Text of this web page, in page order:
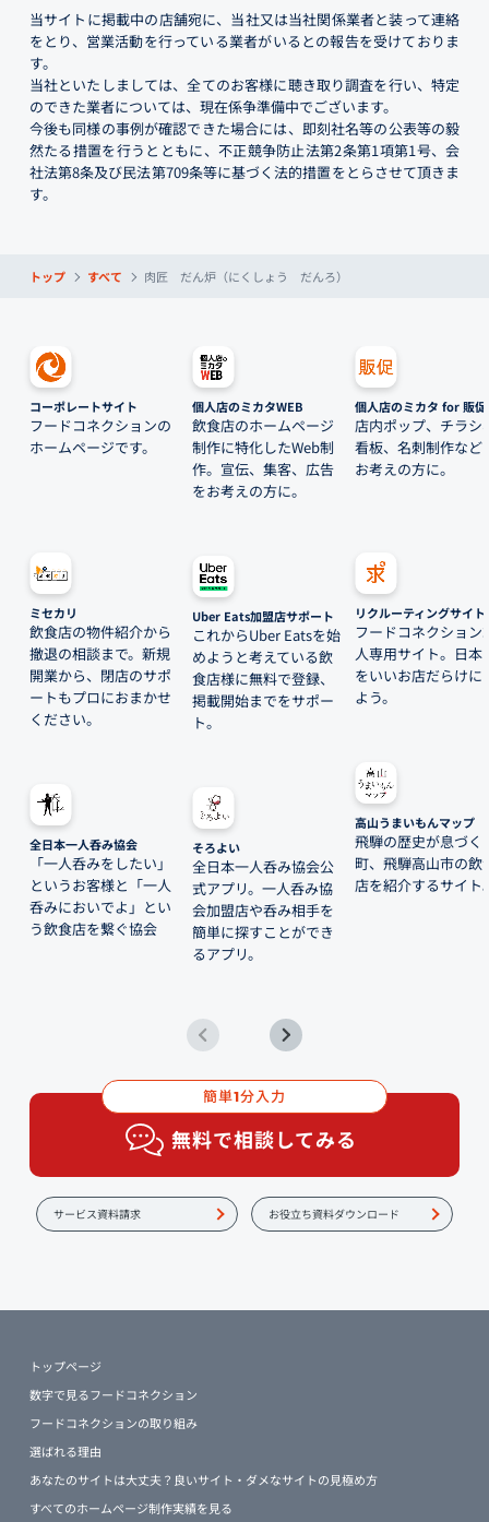
当サイトに掲載中の店舗宛に、当社又は当社関係業者と装って連絡
をとり、営業活動を行っている業者がいるとの報告を受けておりま
す。
当社といたしましては、全てのお客様に聴き取り調査を行い、特定
のできた業者については、現在係争準備中でございます。
今後も同様の事例が確認できた場合には、即刻社名等の公表等の毅
然たる措置を行うとともに、不正競争防止法第2条第1項第1号、会
社法第8条及び民法第709条等に基づく法的措置をとらさせて頂きま
す。
トップ すべて 肉匠 だん炉（にくしょう だんろ）
コーポレートサイト
フードコネクションの
ホームページです。
ミセカリ
飲食店の物件紹介から
撤退の相談まで。新規
開業から、閉店のサポ
ートもプロにおまかせ
ください。
全日本一人呑み協会
「一人呑みをしたい」
というお客様と「一人
呑みにおいでよ」とい
う飲食店を繋ぐ協会
個人店のミカタWEB
飲食店のホームページ
制作に特化したWeb制
作。宣伝、集客、広告
をお考えの方に。
Uber Eats加盟店サポート
これからUber Eatsを始
めようと考えている飲
食店様に無料で登録、
掲載開始までをサポー
ト。
そろよい
全日本一人呑み協会公
式アプリ。一人呑み協
会加盟店や呑み相手を
簡単に探すことができ
るアプリ。
個人店のミカタ for 販促
店内ポップ、チラシ
看板、名刺制作など
お考えの方に。
リクルーティングサイト
フードコネクション
人専用サイト。日本
をいいお店だらけに
よう。
高山うまいもんマップ
飛騨の歴史が息づく
町、飛騨高山市の飲
店を紹介するサイト
簡単1分入力
無料で相談してみる
サービス資料請求 お役立ち資料ダウンロード
トップページ
数字で見るフードコネクション
フードコネクションの取り組み
選ばれる理由
あなたのサイトは大丈夫？良いサイト・ダメなサイトの見極め方
すべてのホームページ制作実績を見る